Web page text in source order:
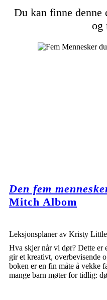
Du kan finne
og
Den fem
Mitch Albom
Leksjonsplaner av Kristy
Hva skjer når vi dør? Dette er
gir et kreativt, overbevisende
boken er en fin måte å vekke
mange barn møter for tidlig: